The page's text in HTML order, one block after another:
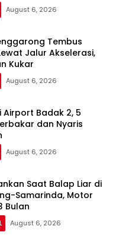
August 6, 2026
Tembus
Jalur Akselerasi,
Kukar
August 6, 2026
Airport Badak 2, 5
dan Nyaris
August 6, 2026
Saat Balap Liar di
Samarinda, Motor
Bulan
August 6, 2026